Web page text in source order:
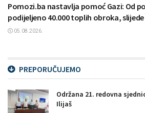
Pomozi.ba nastavlja pomoć Gazi: Od
podijeljeno 40.000 toplih obroka,
05.08.2026.
PREPORUČUJEMO
Održana 21. redovna
Ilijaš